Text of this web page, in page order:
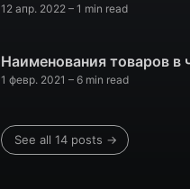
12 апр. 2022 – 1 min read
Наименования товаров в
1 февр. 2021 – 6 min read
See all 14 posts →